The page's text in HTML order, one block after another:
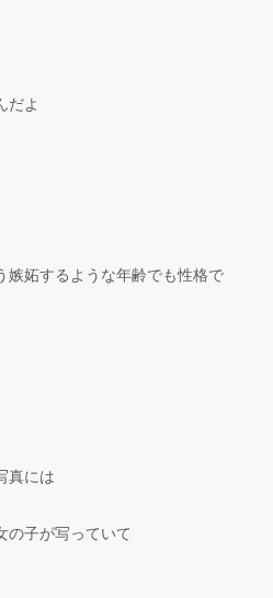
だよ
嫉妬するような年齢でも性格で
真には
の子が写っていて